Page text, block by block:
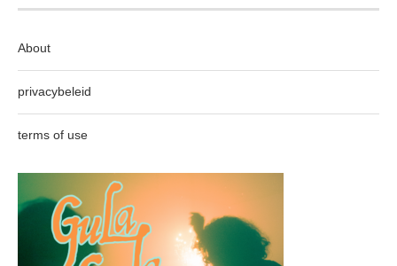
About
privacybeleid
terms of use